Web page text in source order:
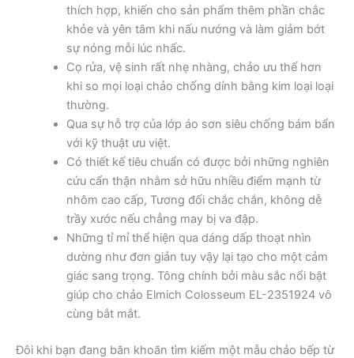
thích hợp, khiến cho sản phẩm thêm phần chắc
khỏe và yên tâm khi nấu nướng và làm giảm bớt
sự nóng mỗi lúc nhấc.
Cọ rửa, vệ sinh rất nhẹ nhàng, chảo ưu thế hơn
khi so mọi loại chảo chống dính bằng kim loại loại
thường.
Qua sự hỗ trợ của lớp áo sơn siêu chống bám bẩn
với kỹ thuật ưu việt.
Có thiết kế tiêu chuẩn có được bởi những nghiên
cứu cẩn thận nhằm sở hữu nhiều điểm mạnh từ
nhôm cao cấp, Tương đối chắc chắn, không dễ
trầy xước nếu chẳng may bị va đập.
Những tỉ mỉ thể hiện qua dáng dấp thoạt nhìn
dường như đơn giản tuy vậy lại tạo cho một cảm
giác sang trọng. Tông chính bởi màu sắc nổi bật
giúp cho chảo Elmich Colosseum EL-2351924 vô
cùng bắt mắt.
Đôi khi bạn đang băn khoăn tìm kiếm một mẫu chảo bếp từ